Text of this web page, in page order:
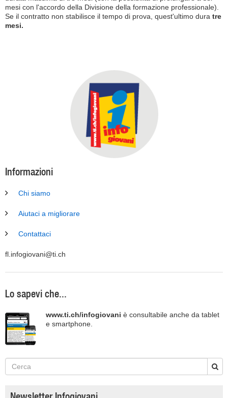
mesi con l'accordo della Divisione della formazione professionale).
Se il contratto non stabilisce il tempo di prova, quest'ultimo dura tre
mesi.
Informazioni
Chi siamo
Aiutaci a migliorare
Contattaci
fl.infogiovani@ti.ch
Lo sapevi che...
www.ti.ch/infogiovani è consultabile anche da tablet
e smartphone.